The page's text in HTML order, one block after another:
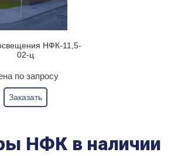
НФК-11,5-
02-ц
по запросу
Заказать
НФК в наличии